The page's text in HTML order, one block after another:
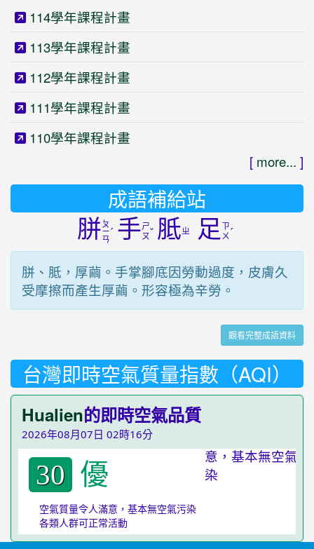
114學年課程計畫
113學年課程計畫
112學年課程計畫
111學年課程計畫
110學年課程計畫
[ more... ]
成語補給站
胼ㄆ
ㄧ
ㄢ
ˊ 手ㄕ
ㄡˇ 胝ㄓ 足
ㄗ
ㄨˊ
胼、胝，厚繭。手掌腳底因勞動過度，皮膚久
受摩擦而產生厚繭。形容極為辛勞。
觀看完整成語資料
台灣即時空氣質量指數（AQI）
Hualien的即時空氣品質
2026年08月07日 02時16分
30 優
空氣質量令人滿意，基本無空氣污染
各類人群可正常活動